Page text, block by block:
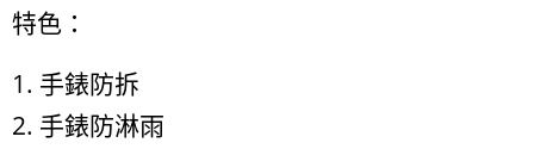
特色：
1. 手錶防拆
2. 手錶防淋雨